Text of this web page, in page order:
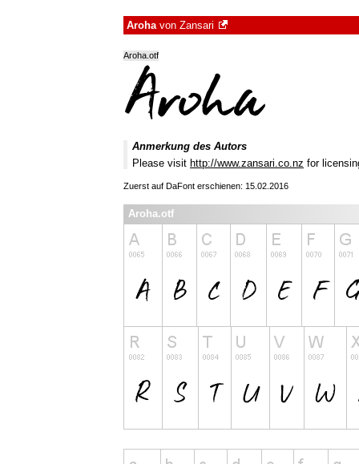
Arohavon Zansari
Aroha.otf
Anmerkung des Autors
Please visit http://www.zansari.co.nz for
Zuerst auf DaFont erschienen: 15.02.2016
Aroha.otf